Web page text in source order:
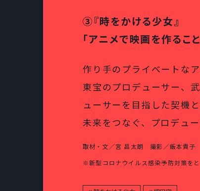
③『時をかける少女』
「アニメで映画を作るこ
作り手のプライベートな
東宝のプロデューサー、
ューサーを目指した契機
未来をつなぐ、プロデュ
取材・文／宮 昌太朗 撮影／飯本貴子
※新型コロナウイルス感染予防対策をと